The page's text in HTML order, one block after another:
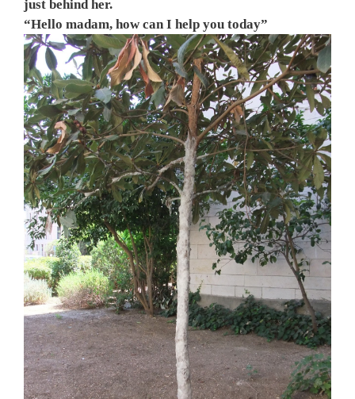
just behind her.
“Hello madam, how can I help you today”